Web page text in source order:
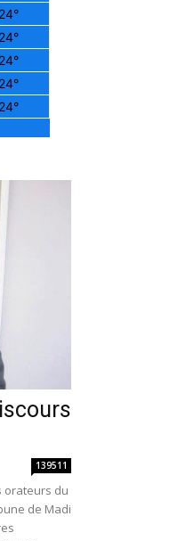
24°
24°
24°
24°
24°
139511
orateurs du
de Madi